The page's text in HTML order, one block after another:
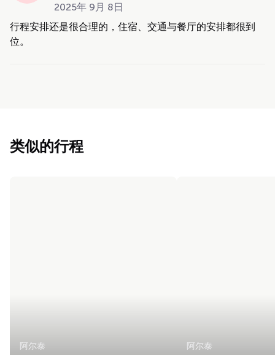
2025年 9月 8日
行程安排还是很合理的，住宿、交通与餐厅的安排都很到
位。
类似的行程
阿尔泰
阿尔泰